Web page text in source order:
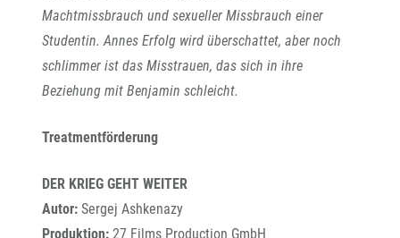
Machtmissbrauch und sexueller Missbrauch einer
Studentin. Annes Erfolg wird überschattet, aber noch
schlimmer ist das Misstrauen, das sich in ihre
Beziehung mit Benjamin schleicht.
Treatmentförderung
DER KRIEG GEHT WEITER
Autor: Sergej Ashkenazy
Produktion: 27 Films Production GmbH